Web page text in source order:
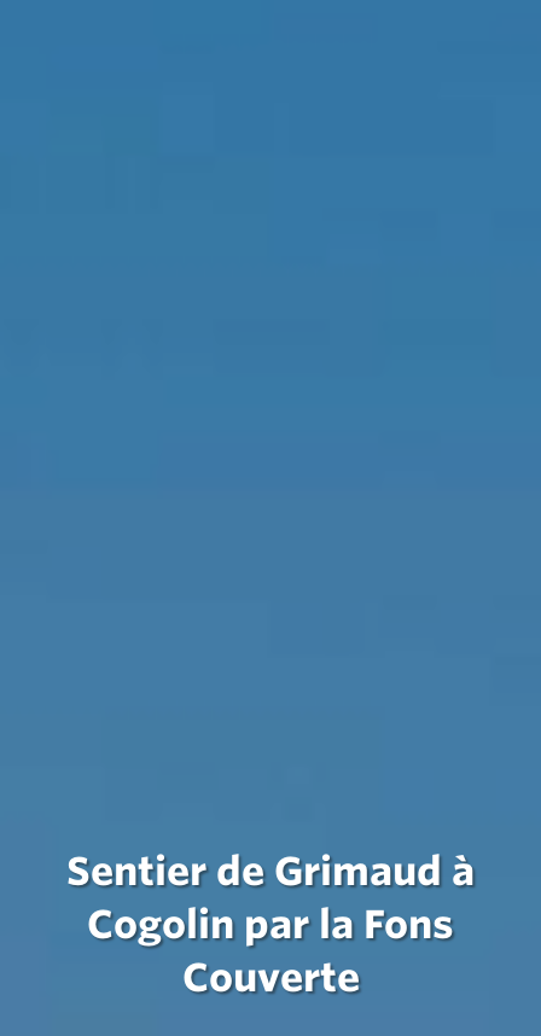
Sentier de Grimaud à
Cogolin par la Fons
Couverte